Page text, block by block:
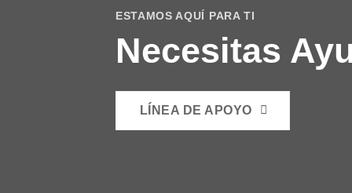
ESTAMOS AQUÍ PARA TI
Necesitas
LÍNEA DE APOYO